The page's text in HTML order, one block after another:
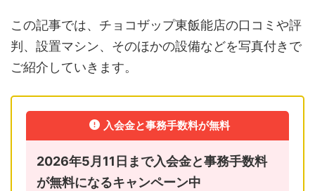
この記事では、チョコザップ東飯能店の口コミや評
判、設置マシン、そのほかの設備などを写真付きで
ご紹介していきます。
入会金と事務手数料が無料
2026年5月11日まで入会金と事務手数料
が無料になるキャンペーン中